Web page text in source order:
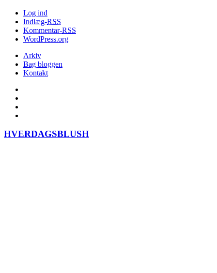
Log ind
Indlæg-RSS
Kommentar-RSS
WordPress.org
Arkiv
Bag bloggen
Kontakt
HVERDAGSBLUSH